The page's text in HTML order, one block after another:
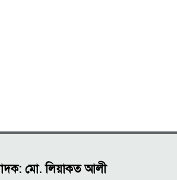
মো. লিয়াকত আলী